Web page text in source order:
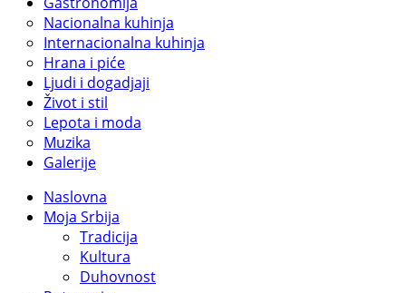
Nacionalna kuhinja
Internacionalna kuhinja
Hrana i piće
Ljudi i dogadjaji
Život i stil
Lepota i moda
Muzika
Galerije
Naslovna
Moja Srbija
Tradicija
Kultura
Duhovnost